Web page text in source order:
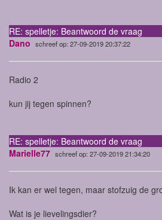
RE: spelletje: Beantwoord de vraag
Dano schreef op: 27-09-2019 20:37:22
Radio 2
kun jij tegen spinnen?
RE: spelletje: Beantwoord de vraag
Marielle77 schreef op: 27-09-2019 21:34:20
Ik kan er wel tegen, maar stofzuig de
Wat is je lievelingsdier?